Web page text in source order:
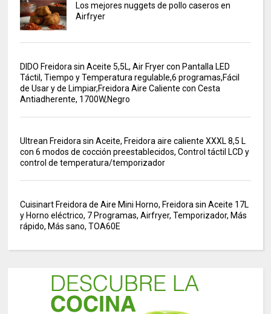
Los mejores nuggets de pollo caseros en
Airfryer
DIDO Freidora sin Aceite 5,5L, Air Fryer con Pantalla LED
Táctil, Tiempo y Temperatura regulable,6 programas,Fácil
de Usar y de Limpiar,Freidora Aire Caliente con Cesta
Antiadherente, 1700W,Negro
Ultrean Freidora sin Aceite, Freidora aire caliente XXXL 8,5 L
con 6 modos de cocción preestablecidos, Control táctil LCD y
control de temperatura/temporizador
Cuisinart Freidora de Aire Mini Horno, Freidora sin Aceite 17L
y Horno eléctrico, 7 Programas, Airfryer, Temporizador, Más
rápido, Más sano, TOA60E